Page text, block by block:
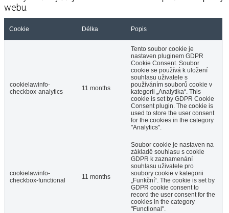
webu.
Cookie Délka Popis
cookielawinfo-
checkbox-analytics
11 months
Tento soubor cookie je
nastaven pluginem GDPR
Cookie Consent. Soubor
cookie se používá k uložení
souhlasu uživatele s
používáním souborů cookie v
kategorii „Analytika“. This
cookie is set by GDPR Cookie
Consent plugin. The cookie is
used to store the user consent
for the cookies in the category
"Analytics".
cookielawinfo-
checkbox-functional
11 months
Soubor cookie je nastaven na
základě souhlasu s cookie
GDPR k zaznamenání
souhlasu uživatele pro
soubory cookie v kategorii
„Funkční“. The cookie is set by
GDPR cookie consent to
record the user consent for the
cookies in the category
"Functional".